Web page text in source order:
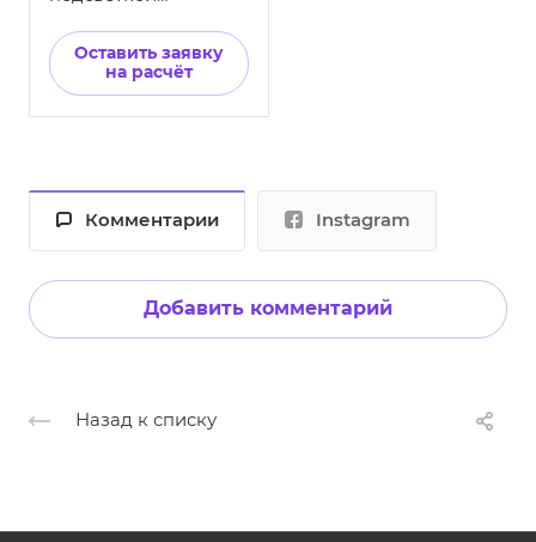
Оставить заявку
на расчёт
Комментарии Instagram
Добавить комментарий
Назад к списку